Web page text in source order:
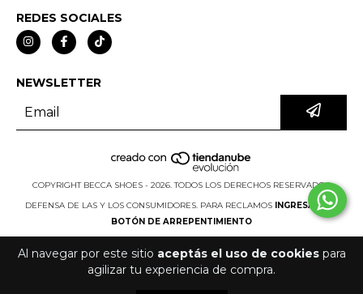
Al navegar por este sitio aceptás el uso de cookiespara
agilizar tu experiencia de compra.
REDES SOCIALES
NEWSLETTER
COPYRIGHT BECCA SHOES - 2026. TODOS LOS DERECHOS RESERVADOS.
DEFENSA DE LAS Y LOS CONSUMIDORES. PARA RECLAMOS
INGRESÁ ACÁ.
BOTÓN DE ARREPENTIMIENTO